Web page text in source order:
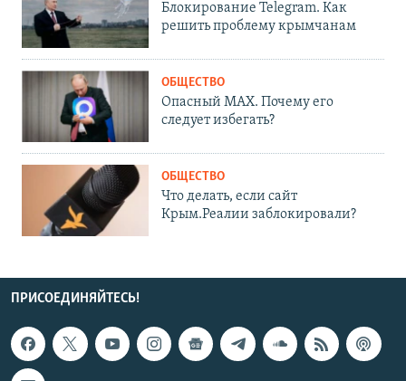
Блокирование Telegram. Как
решить проблему крымчанам
ОБЩЕСТВО
Опасный MAX. Почему его
следует избегать?
ОБЩЕСТВО
Что делать, если сайт
Крым.Реалии заблокировали?
ПРИСОЕДИНЯЙТЕСЬ!